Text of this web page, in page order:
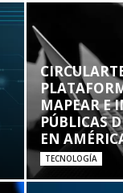
MAPEAR E
PÚBLICAS
EN
TECNOLOGÍA